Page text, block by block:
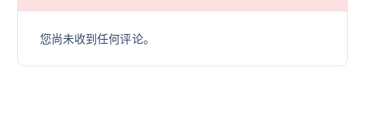
您尚未收到任何评论。